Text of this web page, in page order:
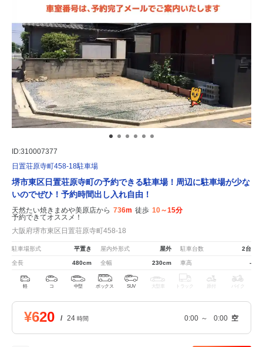
ID:310007377
日置荘原寺町458-18駐車場
堺市東区日置荘原寺町の予約できる駐車場！周辺に駐車場が少な
いのでぜひ！予約時間出し入れ自由！
天然たい焼きまめや美原店から 736m 徒歩 10～15分
予約できてオススメ！
大阪府堺市東区日置荘原寺町458-18
駐車場形式 平置き 屋内外形式 屋外 駐車台数 2台
全長 480cm 全幅 230cm 車高 -
軽 コ 中型 ボックス SUV 大型車 トラック 原付 バイク
¥620 / 24 時間 0:00 ～ 0:00 空